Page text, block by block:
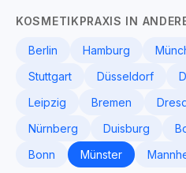
KOSMETIKPRAXIS IN
Berlin Hamburg
Stuttgart
Düsseldorf
Leipzig
Bremen
Nürnberg
Duisburg
Bonn
Münster